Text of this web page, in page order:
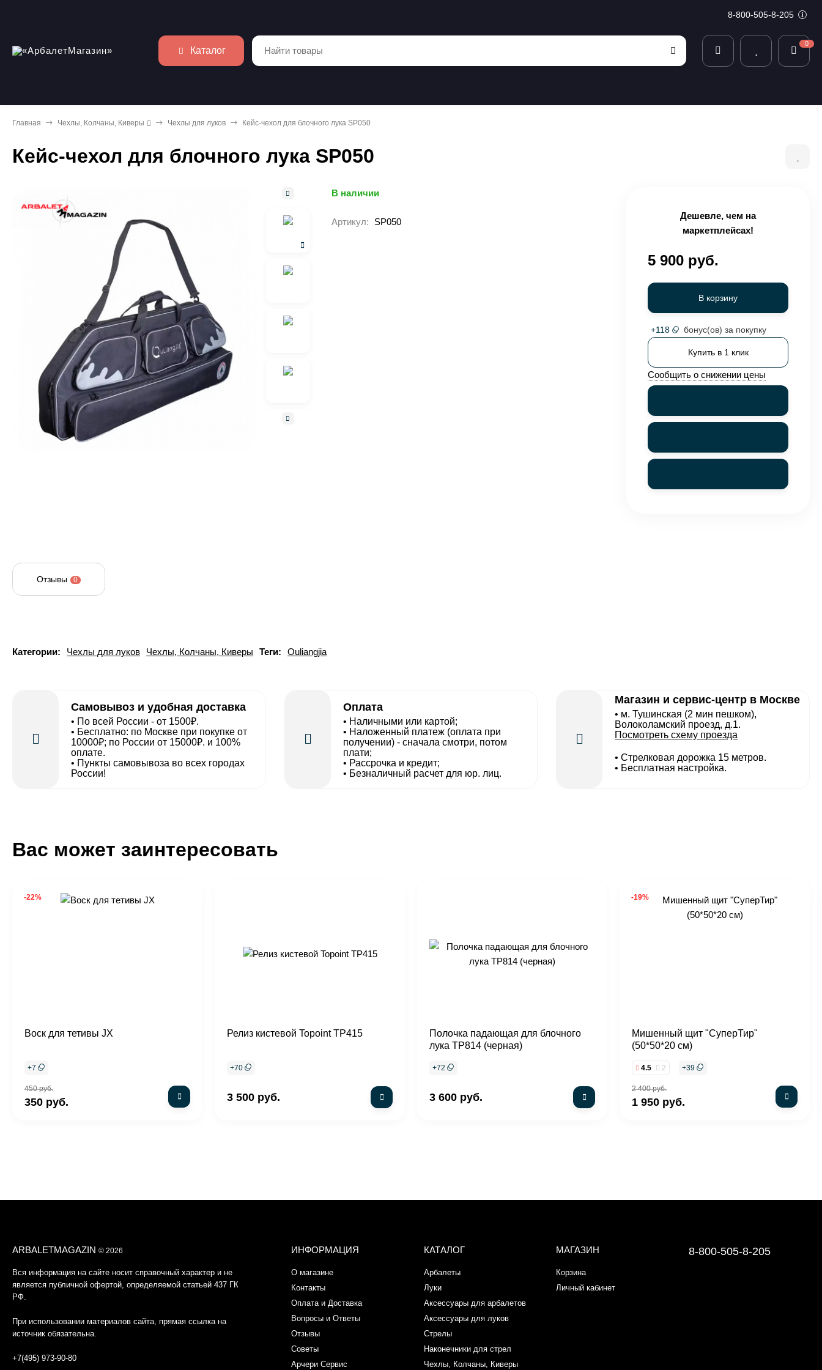
8-800-505-8-205
Каталог
0
Главная Чехлы, Колчаны, Киверы Чехлы для луков Кейс-чехол для блочного лука SP050
Кейс-чехол для блочного лука SP050
В наличии
Артикул: SP050
Дешевле, чем на
маркетплейсах!
5 900 руб.
В корзину
+118 бонус(ов) за покупку
Купить в 1 клик
Сообщить о снижении цены
Отзывы 0
Категории: Чехлы для луков Чехлы, Колчаны, Киверы Теги: Ouliangjia
Самовывоз и удобная доставка
• По всей России - от 1500₽.
• Бесплатно: по Москве при покупке от
10000₽; по России от 15000₽. и 100%
оплате.
• Пункты самовывоза во всех городах
России!
Оплата
• Наличными или картой;
• Наложенный платеж (оплата при
получении) - сначала смотри, потом
плати;
• Рассрочка и кредит;
• Безналичный расчет для юр. лиц.
Магазин и сервис-центр в Москве
• м. Тушинская (2 мин пешком),
Волоколамский проезд, д.1.
Посмотреть схему проезда
• Cтрелковая дорожка 15 метров.
• Бесплатная настройка.
Вас может заинтересовать
-22%
Воск для тетивы JX
+7
450 руб.
350 руб.
Релиз кистевой Topoint TP415
+70
3 500 руб.
Полочка падающая для блочного
лука TP814 (черная)
+72
3 600 руб.
-19%
Мишенный щит "СуперТир"
(50*50*20 см)
4.5 2 +39
2 400 руб.
1 950 руб.
ARBALETMAGAZIN © 2026
Вся информация на сайте носит справочный характер и не
является публичной офертой, определяемой статьей 437 ГК
РФ.
При использовании материалов сайта, прямая ссылка на
источник обязательна.
+7(495) 973-90-80
ИНФОРМАЦИЯ
О магазине
Контакты
Оплата и Доставка
Вопросы и Ответы
Отзывы
Советы
Арчери Сервис
КАТАЛОГ
Арбалеты
Луки
Аксессуары для арбалетов
Аксессуары для луков
Стрелы
Наконечники для стрел
Чехлы, Колчаны, Киверы
МАГАЗИН
Корзина
Личный кабинет
8-800-505-8-205